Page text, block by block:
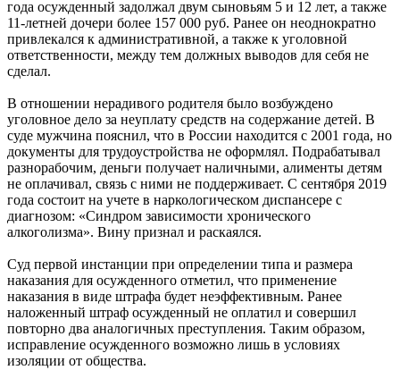
года осужденный задолжал двум сыновьям 5 и 12 лет, а также
11-летней дочери более 157 000 руб. Ранее он неоднократно
привлекался к административной, а также к уголовной
ответственности, между тем должных выводов для себя не
сделал.
В отношении нерадивого родителя было возбуждено
уголовное дело за неуплату средств на содержание детей. В
суде мужчина пояснил, что в России находится с 2001 года, но
документы для трудоустройства не оформлял. Подрабатывал
разнорабочим, деньги получает наличными, алименты детям
не оплачивал, связь с ними не поддерживает. С сентября 2019
года состоит на учете в наркологическом диспансере с
диагнозом: «Синдром зависимости хронического
алкоголизма». Вину признал и раскаялся.
Суд первой инстанции при определении типа и размера
наказания для осужденного отметил, что применение
наказания в виде штрафа будет неэффективным. Ранее
наложенный штраф осужденный не оплатил и совершил
повторно два аналогичных преступления. Таким образом,
исправление осужденного возможно лишь в условиях
изоляции от общества.